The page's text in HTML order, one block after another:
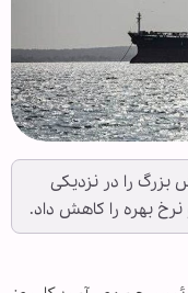
بزرگ را در نزدیکی
نرخ بهره را کاهش داد.